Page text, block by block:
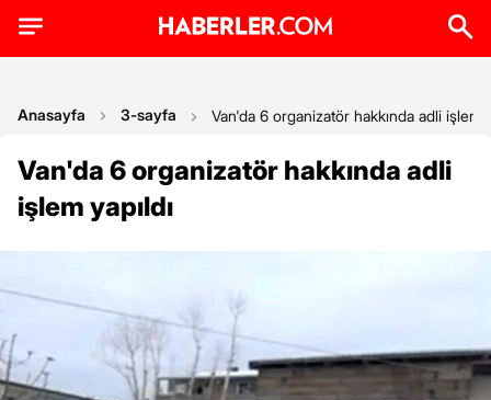
Anasayfa 3-sayfa Van'da 6 organizatör hakkında adli işlem
Van'da 6 organizatör hakkında adli
işlem yapıldı